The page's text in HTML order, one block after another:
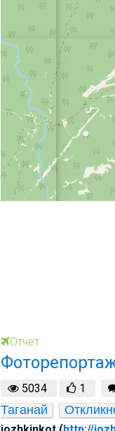
Отчет
5034 1
Таганай